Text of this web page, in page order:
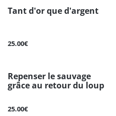
Tant d'or que d'argent
25.00€
Repenser le sauvage
grâce au retour du loup
25.00€